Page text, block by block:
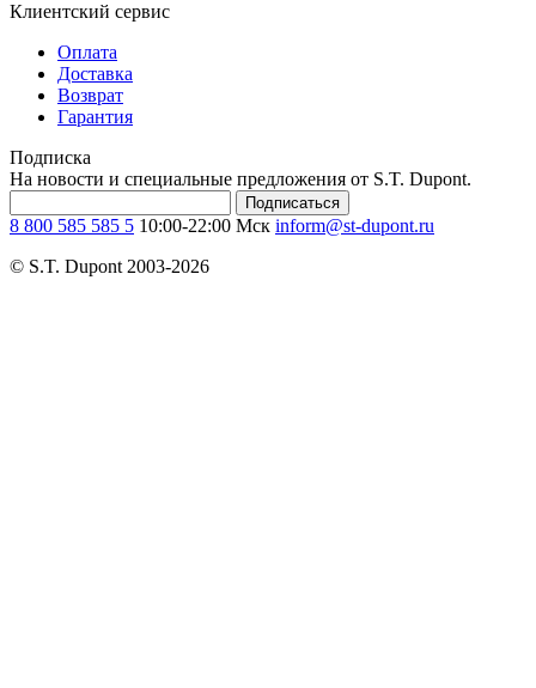
Клиентский сервис
Оплата
Доставка
Возврат
Гарантия
Подписка
На новости и специальные предложения от S.T. Dupont.
Подписаться
8 800 585 585 5 10:00-22:00 Мск inform@st-dupont.ru
© S.T. Dupont 2003-2026